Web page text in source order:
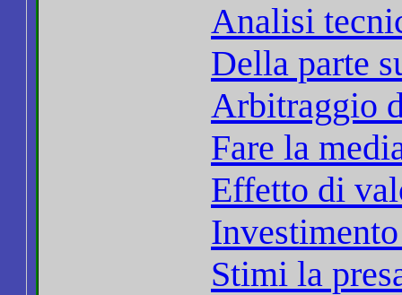
Analisi
Della parte
Arbitraggio
Fare la
Effetto di
Stimi la